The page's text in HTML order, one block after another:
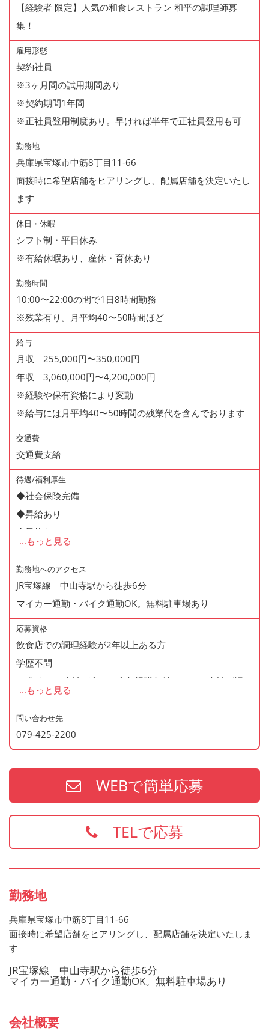
【経験者 限定】人気の和食レストラン 和平の調理師募
集！
雇用形態
契約社員
※3ヶ月間の試用期間あり
※契約期間1年間
※正社員登用制度あり。早ければ半年で正社員登用も可
勤務地
兵庫県宝塚市中筋8丁目11-66
面接時に希望店舗をヒアリングし、配属店舗を決定いたし
ます
休日・休暇
シフト制・平日休み
※有給休暇あり、産休・育休あり
勤務時間
10:00〜22:00の間で1日8時間勤務
※残業有り。月平均40〜50時間ほど
給与
月収 255,000円〜350,000円
年収 3,060,000円〜4,200,000円
※経験や保有資格により変動
※給与には月平均40〜50時間の残業代を含んでおります
交通費
交通費支給
待遇/福利厚生
◆社会保険完備
◆昇給あり
◆昇格あり
◆正社員登用制度あり
◆有給休暇あり
◆産休・育休あり
◆交通費支給
◆マイカー通勤・バイク通勤OK
◆無料駐車場あり
◆まかない制度あり（1日1食・無料）
◆再雇用制度あり
◆通勤手当あり
... もっと見る
勤務地へのアクセス
JR宝塚線 中山寺駅から徒歩6分
マイカー通勤・バイク通勤OK。無料駐車場あり
応募資格
飲食店での調理経験が2年以上ある方
学歴不問
60歳まで（当社が定める定年退職年齢のため・会社が認め
た場合はこの限りではありません）
＜歓迎資格＞
・調理師免許
・防火管理
・食品衛生責任者
お持ちでない方でもご応募歓迎です
... もっと見る
問い合わせ先
079-425-2200
WEBで簡単応募
TELで応募
勤務地
兵庫県宝塚市中筋8丁目11-66
面接時に希望店舗をヒアリングし、配属店舗を決定いたしま
す
JR宝塚線 中山寺駅から徒歩6分
マイカー通勤・バイク通勤OK。無料駐車場あり
会社概要